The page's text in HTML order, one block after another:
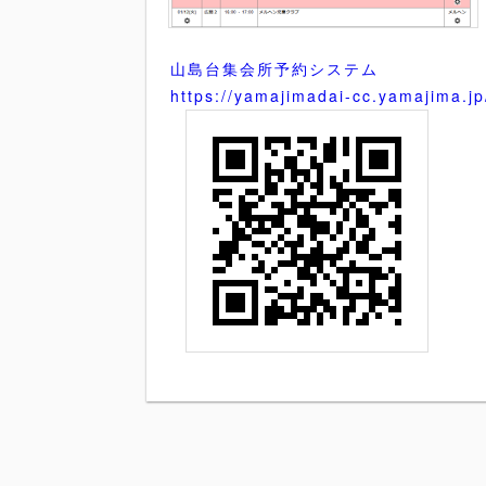
山島台集会所予約システム
https://yamajimadai-